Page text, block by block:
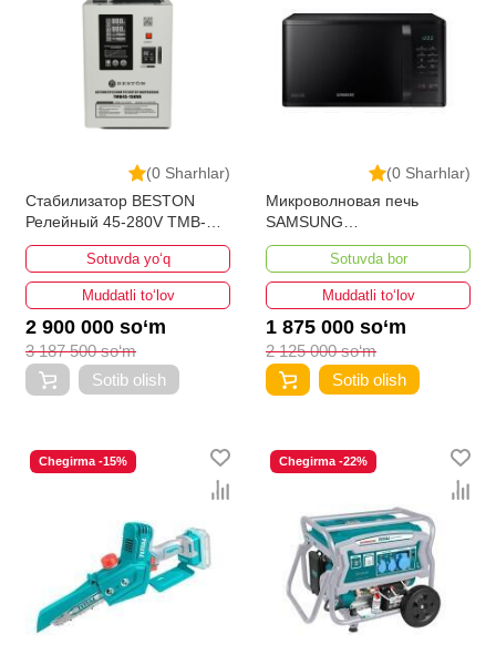
(0 Sharhlar)
Стабилизатор BESTON
Релейный 45-280V TMB-
15000VA
Sotuvda yo‘q
Muddatli to‘lov
2 900 000 so‘m
3 187 500 so‘m
Sotib olish
(0 Sharhlar)
Микроволновая печь
SAMSUNG
MS23K3614AK/BW
Sotuvda bor
Muddatli to‘lov
1 875 000 so‘m
2 125 000 so‘m
Sotib olish
Chegirma -15% Chegirma -22%